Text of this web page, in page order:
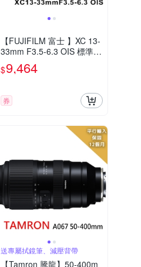
【FUJIFILM 富士 】XC 13-
33mm F3.5-6.3 OIS 標準變
焦鏡頭 (平輸)
$9,464
券
送專屬拭鏡筆、減壓背帶
【Tamron 騰龍】50-400m